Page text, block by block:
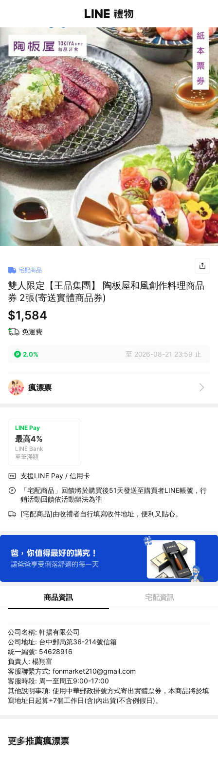
宅配商品
雙人限定【王品集團】 陶板屋和風創作料理商品
券 2張(寄送實體商品券)
$1,584
免運費
2.0% 至 2026-08-21 23:59 止
瘋漂票
LINE Pay
最高4%
LINE Bank
單筆滿額
支援LINE Pay / 信用卡
「宅配商品」回饋將於購買後51天發送至購買者LINE帳號，行
銷活動回饋依活動辦法為準
[宅配商品]由收禮者自行填寫收件地址，便利又貼心。
商品資訊 宅配資訊
公司名稱: 軒揚有限公司
公司地址: 台中郵局第36-214號信箱
統一編號: 54628916
負責人: 楊翔富
客服聯繫方式: fonmarket210@gmail.com
客服時段: 周一至周五9:00-17:00
其他說明事項: 使用中華郵政掛號方式寄出實體票券，本商品將於填
寫地址⽇起算+7個⼯作⽇(含)內出貨(不含例假日)。
更多推薦瘋漂票
看更多